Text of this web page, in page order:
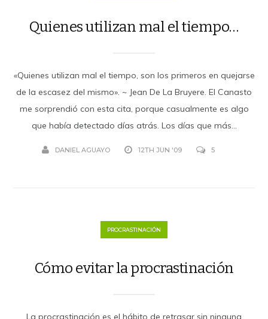
Quienes utilizan mal el tiempo…
«Quienes utilizan mal el tiempo, son los primeros en quejarse
de la escasez del mismo». ~ Jean De La Bruyere. El Canasto
me sorprendió con esta cita, porque casualmente es algo
que había detectado días atrás. Los días que más...
DANIEL AGUAYO 12TH JUN '09 5
PROCRASTINACIÓN
Cómo evitar la procrastinación
La procrastinación es el hábito de retrasar sin ninguna